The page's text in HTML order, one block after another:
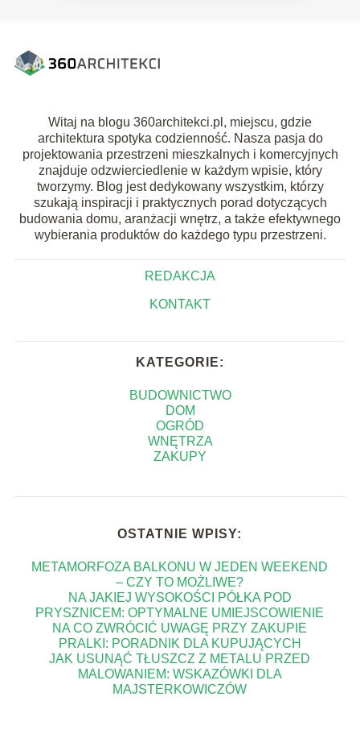
Witaj na blogu 360architekci.pl, miejscu, gdzie
architektura spotyka codzienność. Nasza pasja do
projektowania przestrzeni mieszkalnych i komercyjnych
znajduje odzwierciedlenie w każdym wpisie, który
tworzymy. Blog jest dedykowany wszystkim, którzy
szukają inspiracji i praktycznych porad dotyczących
budowania domu, aranżacji wnętrz, a także efektywnego
wybierania produktów do każdego typu przestrzeni.
REDAKCJA
KONTAKT
KATEGORIE:
BUDOWNICTWO
DOM
OGRÓD
WNĘTRZA
ZAKUPY
OSTATNIE WPISY:
METAMORFOZA BALKONU W JEDEN WEEKEND
– CZY TO MOŻLIWE?
NA JAKIEJ WYSOKOŚCI PÓŁKA POD
PRYSZNICEM: OPTYMALNE UMIEJSCOWIENIE
NA CO ZWRÓCIĆ UWAGĘ PRZY ZAKUPIE
PRALKI: PORADNIK DLA KUPUJĄCYCH
JAK USUNĄĆ TŁUSZCZ Z METALU PRZED
MALOWANIEM: WSKAZÓWKI DLA
MAJSTERKOWICZÓW